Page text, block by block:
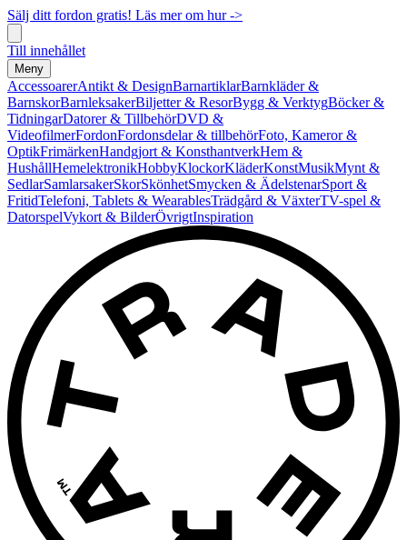
Sälj ditt fordon gratis! Läs mer om hur ->
Till innehållet
Meny
AccessoarerAntikt & DesignBarnartiklarBarnkläder &
BarnskorBarnleksakerBiljetter & ResorBygg & VerktygBöcker &
TidningarDatorer & TillbehörDVD &
VideofilmerFordonFordonsdelar & tillbehörFoto, Kameror &
OptikFrimärkenHandgjort & KonsthantverkHem &
HushållHemelektronikHobbyKlockorKläderKonstMusikMynt &
SedlarSamlarsakerSkorSkönhetSmycken & ÄdelstenarSport &
FritidTelefoni, Tablets & WearablesTrädgård & VäxterTV-spel &
DatorspelVykort & BilderÖvrigtInspiration